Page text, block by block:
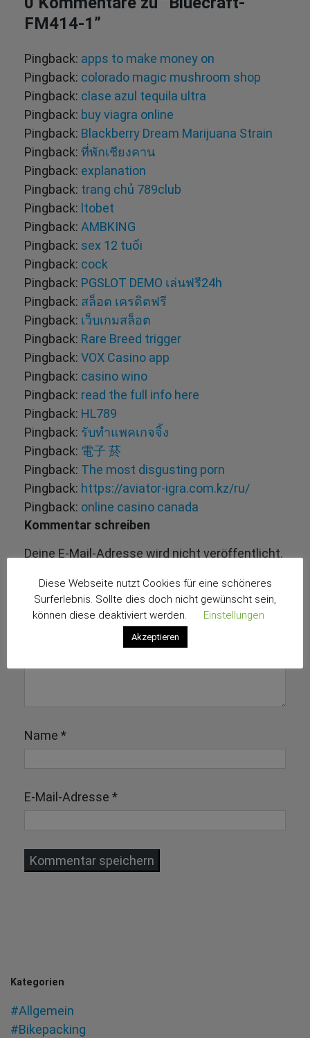
FM414-1”
Pingback: apps to make money on
Pingback: colorado magic mushroom shop
Pingback: clase azul tequila ultra
Pingback: buy viagra online
Pingback: Blackberry Dream Marijuana Strain
Pingback: ที่พักเชียงคาน
Pingback: explanation
Pingback: trang chủ 789club
Pingback: ltobet
Pingback: AMBKING
Pingback: sex 12 tuổi
Pingback: cock
Pingback: PGSLOT DEMO เล่นฟรี24h
Pingback: สล็อต เครดิตฟรี
Pingback: เว็บเกมสล็อต
Pingback: Rare Breed trigger
Pingback: VOX Casino app
Pingback: casino wino
Pingback: read the full info here
Pingback: HL789
Pingback: รับทำแพคเกจจิ้ง
Pingback: 電子 菸
Pingback: The most disgusting porn
Pingback: https://aviator-igra.com.kz/ru/
Pingback: online casino canada
Kommentar schreiben
Deine E-Mail-Adresse wird nicht veröffentlicht.
Name *
E-Mail-Adresse *
Kategorien
#Allgemein
#Bikepacking
Diese Webseite nutzt Cookies für eine schöneres
Surferlebnis. Sollte dies doch nicht gewünscht sein,
können diese deaktiviert werden.
Einstellungen
Akzeptieren